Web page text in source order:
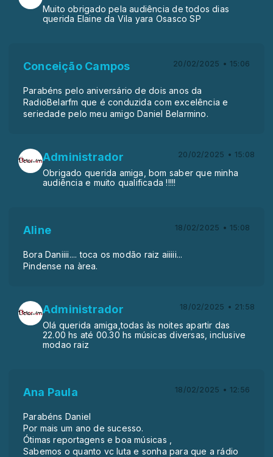
Muito obrigado pela audiência de todos dias
querida Elaine da Vila yara Osasco SP
Conceição Campos 20/02/2025 • 15:06
Parabéns pelo aniversário de dois anos da
RadioBelarfm que é conduzida com excelência e
seriedade pelo meu amigo Daniel Belarmino.
Administrador 20/02/2025 • 15:08
Obrigado querida amiga, bom saber que minha
audiência e muito qualificada !!!!!
Aline 18/02/2025 • 15:08
Bora Daniiii.... toca os modão raiz aiiiii...
Pindense na àrea.
Administrador 18/02/2025 • 21:58
Olá querida amiga,todas às noites apartir das
22.00 hs até 00.30 hs músicas diversas, inclusive
modao raiz
Ana Paula 18/02/2025 • 12:56
Parabéns Daniel
Por mais um ano de sucesso.
Ótimas reportagens e boa músicas ,
Sabemos o quanto vc luta e sonha para que a rádio